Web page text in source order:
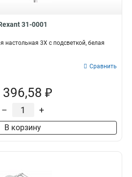
31-0001
настольная 3Х с подсветкой, белая
Сравнить
396,58 ₽
– +
В корзину